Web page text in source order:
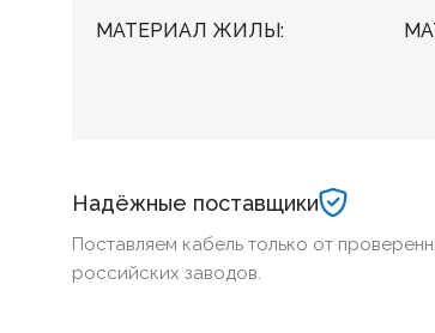
МАТЕРИАЛ ЖИЛЫ
ХЛАДОСТОЙКИЙ
Надёжные поставщики
Поставляем кабель только от
российских заводов.